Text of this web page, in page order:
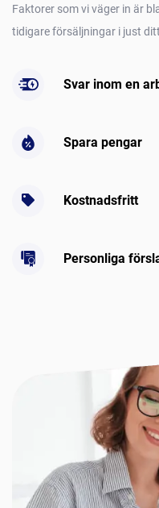
Faktorer som vi väger in är
tidigare försäljningar i just
Svar inom en
Spara pengar
Kostnadsfritt
Personliga